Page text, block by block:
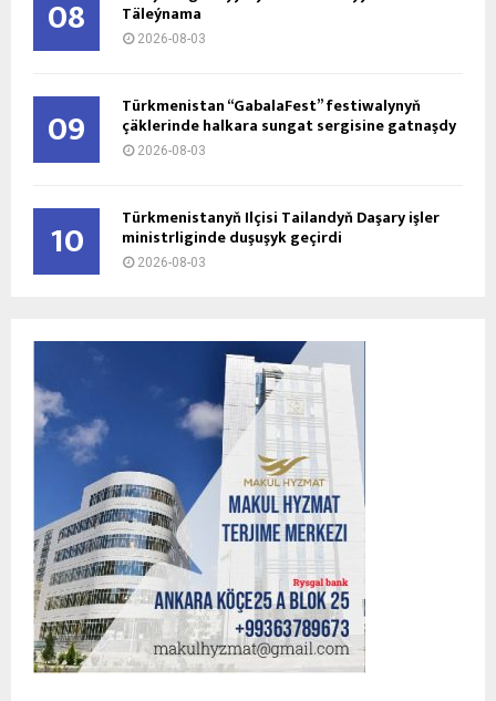
08 Täleýnama
2026-08-03
09 Türkmenistan “GabalaFest” festiwalynyň
çäklerinde halkara sungat sergisine gatnaşdy
2026-08-03
10 Türkmenistanyň Ilçisi Tailandyň Daşary işler
ministrliginde duşuşyk geçirdi
2026-08-03